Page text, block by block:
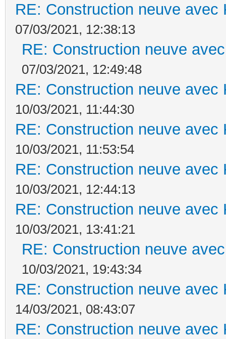
RE: Construction neuve avec
07/03/2021, 12:38:13
RE: Construction neuve
07/03/2021, 12:49:48
RE: Construction neuve avec
10/03/2021, 11:44:30
RE: Construction neuve avec
10/03/2021, 11:53:54
RE: Construction neuve avec
10/03/2021, 12:44:13
RE: Construction neuve avec
10/03/2021, 13:41:21
RE: Construction neuve
10/03/2021, 19:43:34
RE: Construction neuve avec
14/03/2021, 08:43:07
RE: Construction neuve avec